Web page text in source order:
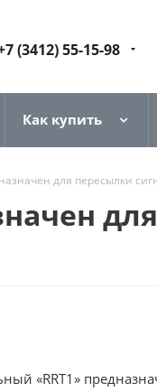
(3412) 55-15-98
Как купить
для пересылки
«RRT1»